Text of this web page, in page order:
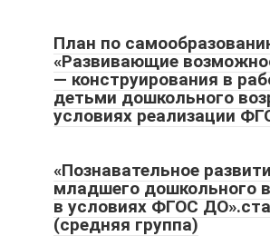
План по
«Развивающие
— конструирования в
детьми дошкольного
условиях реализации
«Познавательное
младшего дошкольного
в условиях ФГОС
(средняя группа)